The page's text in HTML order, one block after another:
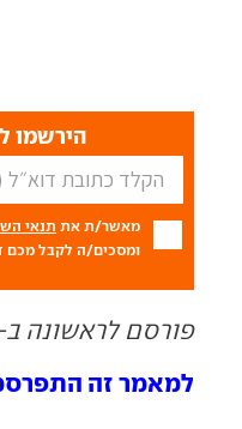
הירשמו
מאשר/ת את תנאי
ומסכים/ה לקבל מכם
פורסם לראשונה ב-
למאמר זה התפרסמו 0